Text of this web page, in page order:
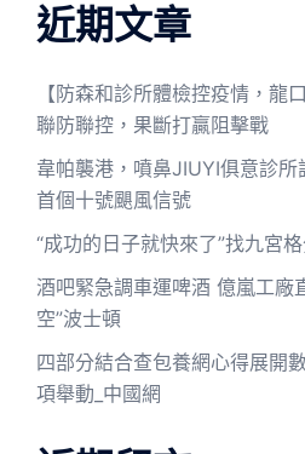
近期文章
【防森和診所體檢控疫情，龍
聯防聯控，果斷打贏阻擊戰
韋帕襲港，噴鼻JIUYI俱意診
首個十號颶風信號
“成功的日子就快來了”找九宮
酒吧緊急調車運啤酒 億嵐工廠
空”波士頓
四部分結合查包養網心得展開
項舉動_中國網